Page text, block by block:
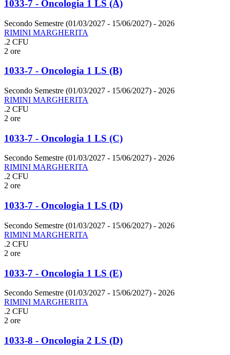
1033-7 - Oncologia 1 LS (A)
Secondo Semestre (01/03/2027 - 15/06/2027) - 2026
RIMINI MARGHERITA
.2 CFU
2 ore
1033-7 - Oncologia 1 LS (B)
Secondo Semestre (01/03/2027 - 15/06/2027) - 2026
RIMINI MARGHERITA
.2 CFU
2 ore
1033-7 - Oncologia 1 LS (C)
Secondo Semestre (01/03/2027 - 15/06/2027) - 2026
RIMINI MARGHERITA
.2 CFU
2 ore
1033-7 - Oncologia 1 LS (D)
Secondo Semestre (01/03/2027 - 15/06/2027) - 2026
RIMINI MARGHERITA
.2 CFU
2 ore
1033-7 - Oncologia 1 LS (E)
Secondo Semestre (01/03/2027 - 15/06/2027) - 2026
RIMINI MARGHERITA
.2 CFU
2 ore
1033-8 - Oncologia 2 LS (D)